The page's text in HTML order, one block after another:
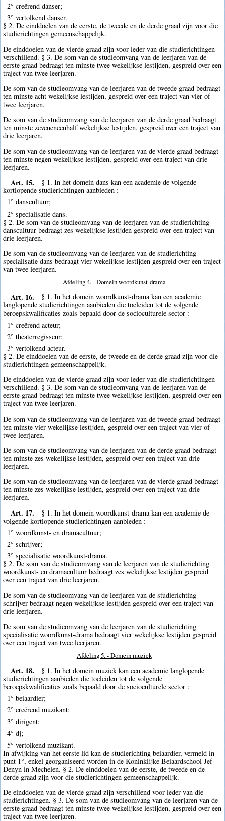
2° creërend danser;
3° vertolkend danser.
§ 2. De einddoelen van de eerste, de tweede en de derde graad zijn voor die
studierichtingen gemeenschappelijk.
De einddoelen van de vierde graad zijn voor ieder van die studierichtingen
verschillend. § 3. De som van de studieomvang van de leerjaren van de
eerste graad bedraagt ten minste twee wekelijkse lestijden, gespreid over een
traject van twee leerjaren.
De som van de studieomvang van de leerjaren van de tweede graad bedraagt
ten minste acht wekelijkse lestijden, gespreid over een traject van vier of
twee leerjaren.
De som van de studieomvang van de leerjaren van de derde graad bedraagt
ten minste zeveneneenhalf wekelijkse lestijden, gespreid over een traject van
drie leerjaren.
De som van de studieomvang van de leerjaren van de vierde graad bedraagt
ten minste negen wekelijkse lestijden, gespreid over een traject van drie
leerjaren.
Art. 15.
§ 1. In het domein dans kan een academie de volgende
kortlopende studierichtingen aanbieden :
1° danscultuur;
2° specialisatie dans.
§ 2. De som van de studieomvang van de leerjaren van de studierichting
danscultuur bedraagt zes wekelijkse lestijden gespreid over een traject van
drie leerjaren.
De som van de studieomvang van de leerjaren van de studierichting
specialisatie dans bedraagt vier wekelijkse lestijden gespreid over een traject
van twee leerjaren.
Afdeling 4. - Domein woordkunst-drama
Art. 16.
§ 1. In het domein woordkunst-drama kan een academie
langlopende studierichtingen aanbieden die toeleiden tot de volgende
beroepskwalificaties zoals bepaald door de socioculturele sector :
1° creërend acteur;
2° theaterregisseur;
3° vertolkend acteur.
§ 2. De einddoelen van de eerste, de tweede en de derde graad zijn voor die
studierichtingen gemeenschappelijk.
De einddoelen van de vierde graad zijn voor ieder van die studierichtingen
verschillend. § 3. De som van de studieomvang van de leerjaren van de
eerste graad bedraagt ten minste twee wekelijkse lestijden, gespreid over een
traject van twee leerjaren.
De som van de studieomvang van de leerjaren van de tweede graad bedraagt
ten minste vier wekelijkse lestijden, gespreid over een traject van vier of
twee leerjaren.
De som van de studieomvang van de leerjaren van de derde graad bedraagt
ten minste zes wekelijkse lestijden, gespreid over een traject van drie
leerjaren.
De som van de studieomvang van de leerjaren van de vierde graad bedraagt
ten minste zes wekelijkse lestijden, gespreid over een traject van drie
leerjaren.
Art. 17.
§ 1. In het domein woordkunst-drama kan een academie de
volgende kortlopende studierichtingen aanbieden :
1° woordkunst- en dramacultuur;
2° schrijver;
3° specialisatie woordkunst-drama.
§ 2. De som van de studieomvang van de leerjaren van de studierichting
woordkunst- en dramacultuur bedraagt zes wekelijkse lestijden gespreid
over een traject van drie leerjaren.
De som van de studieomvang van de leerjaren van de studierichting
schrijver bedraagt negen wekelijkse lestijden gespreid over een traject van
drie leerjaren.
De som van de studieomvang van de leerjaren van de studierichting
specialisatie woordkunst-drama bedraagt vier wekelijkse lestijden gespreid
over een traject van twee leerjaren.
Afdeling 5. - Domein muziek
Art. 18.
§ 1. In het domein muziek kan een academie langlopende
studierichtingen aanbieden die toeleiden tot de volgende
beroepskwalificaties zoals bepaald door de socioculturele sector :
1° beiaardier;
2° creërend muzikant;
3° dirigent;
4° dj;
5° vertolkend muzikant.
In afwijking van het eerste lid kan de studierichting beiaardier, vermeld in
punt 1°, enkel georganiseerd worden in de Koninklijke Beiaardschool Jef
Denyn in Mechelen. § 2. De einddoelen van de eerste, de tweede en de
derde graad zijn voor die studierichtingen gemeenschappelijk.
De einddoelen van de vierde graad zijn verschillend voor ieder van die
studierichtingen. § 3. De som van de studieomvang van de leerjaren van de
eerste graad bedraagt ten minste twee wekelijkse lestijden, gespreid over een
traject van twee leerjaren.